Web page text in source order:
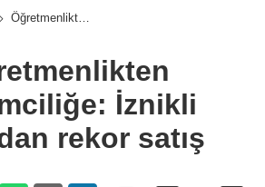
Öğretmenlikten
kadından rekor
satış
İznikli
rekor satış